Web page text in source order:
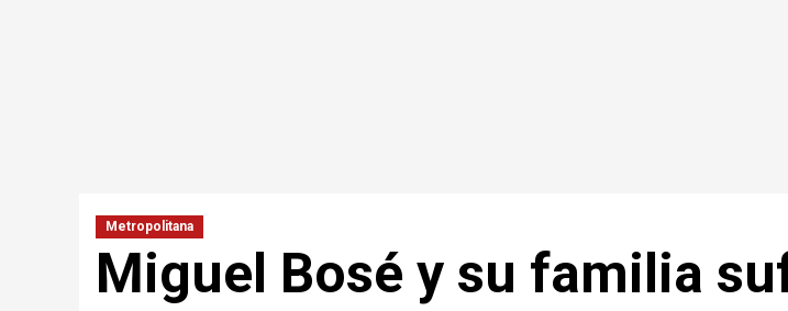
Metropolitana
Miguel Bosé y su familia